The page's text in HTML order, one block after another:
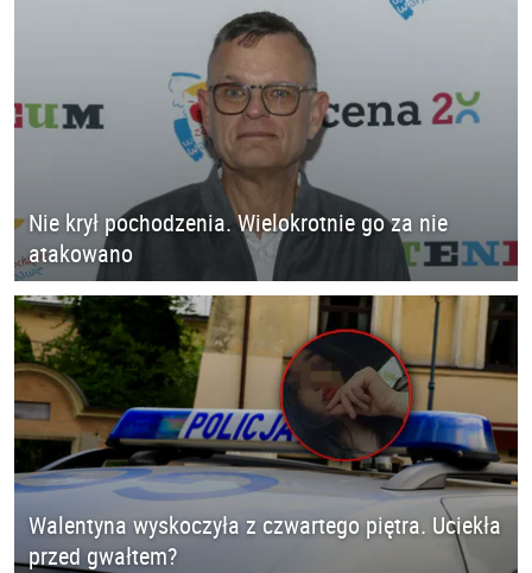
Nie krył pochodzenia. Wielokrotnie go za nie
atakowano
Walentyna wyskoczyła z czwartego piętra. Uciekła
przed gwałtem?